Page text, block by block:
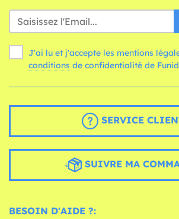
J'ai lu et j'accepte les mentions
conditions de confidentialité de
SERVICE
SUIVRE MA
BESOIN D'AIDE ?: